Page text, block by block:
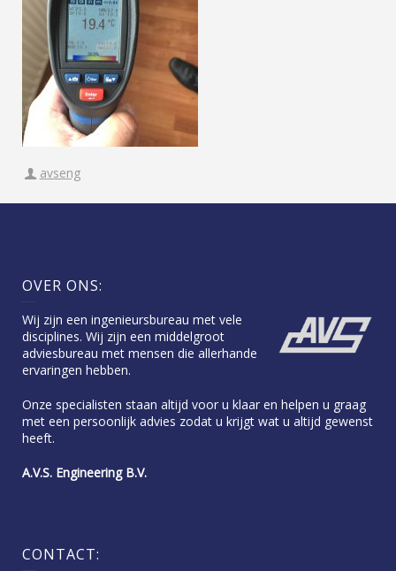
avseng
OVER ONS:
Wij zijn een ingenieursbureau met vele
disciplines. Wij zijn een middelgroot
adviesbureau met mensen die allerhande
ervaringen hebben.
Onze specialisten staan altijd voor u klaar en helpen u graag
met een persoonlijk advies zodat u krijgt wat u altijd gewenst
heeft.
A.V.S. Engineering B.V.
CONTACT: